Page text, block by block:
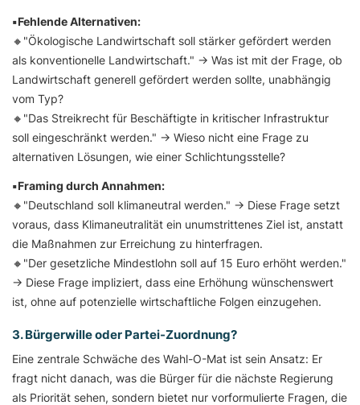
▪️Fehlende Alternativen:
🔸"Ökologische Landwirtschaft soll stärker gefördert werden
als konventionelle Landwirtschaft." → Was ist mit der Frage, ob
Landwirtschaft generell gefördert werden sollte, unabhängig
vom Typ?
🔸"Das Streikrecht für Beschäftigte in kritischer Infrastruktur
soll eingeschränkt werden." → Wieso nicht eine Frage zu
alternativen Lösungen, wie einer Schlichtungsstelle?
▪️Framing durch Annahmen:
🔸"Deutschland soll klimaneutral werden." → Diese Frage setzt
voraus, dass Klimaneutralität ein unumstrittenes Ziel ist, anstatt
die Maßnahmen zur Erreichung zu hinterfragen.
🔸"Der gesetzliche Mindestlohn soll auf 15 Euro erhöht werden."
→ Diese Frage impliziert, dass eine Erhöhung wünschenswert
ist, ohne auf potenzielle wirtschaftliche Folgen einzugehen.
3. Bürgerwille oder Partei-Zuordnung?
Eine zentrale Schwäche des Wahl-O-Mat ist sein Ansatz: Er
fragt nicht danach, was die Bürger für die nächste Regierung
als Priorität sehen, sondern bietet nur vorformulierte Fragen, die